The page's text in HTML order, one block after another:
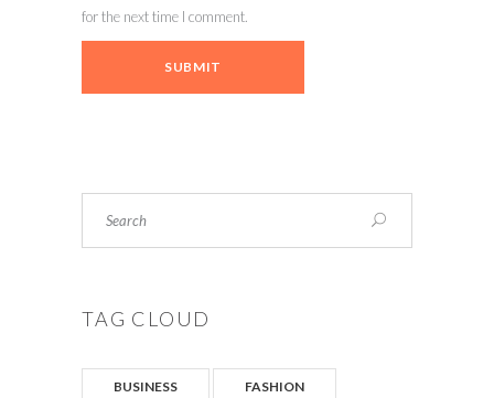
for the next time I comment.
TAG CLOUD
BUSINESS FASHION